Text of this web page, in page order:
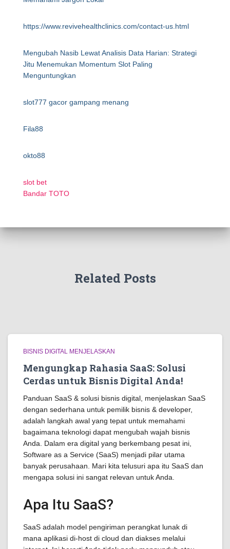
https://www.revivehealthclinics.com/contact-us.html
Mengubah Nasib Lewat Analisis Data Harian: Strategi
Jitu Menemukan Momentum Slot Paling
Menguntungkan
slot777 gacor gampang menang
Fila88
okto88
slot bet
Bandar TOTO
Related Posts
BISNIS DIGITAL MENJELASKAN
Mengungkap Rahasia SaaS: Solusi
Cerdas untuk Bisnis Digital Anda!
Panduan SaaS & solusi bisnis digital, menjelaskan SaaS
dengan sederhana untuk pemilik bisnis & developer,
adalah langkah awal yang tepat untuk memahami
bagaimana teknologi dapat mengubah wajah bisnis
Anda. Dalam era digital yang berkembang pesat ini,
Software as a Service (SaaS) menjadi pilar utama
banyak perusahaan. Mari kita telusuri apa itu SaaS dan
mengapa solusi ini sangat relevan untuk Anda.
Apa Itu SaaS?
SaaS adalah model pengiriman perangkat lunak di
mana aplikasi di-host di cloud dan diakses melalui